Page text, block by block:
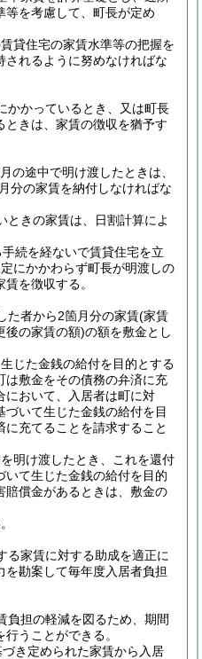
等を考慮して、町長が定め
貸住宅の家賃水準等の把握を
れるように努めなければな
かかっているとき、又は町長
きは、家賃の徴収を猶予す
の途中で明け渡したときは、
分の家賃を納付しなければな
ときの家賃は、日割計算によ
続を経ないで賃貸住宅を立
にかかわらず町長が明渡しの
を徴収する。
た者から2箇月分の家賃(家賃
後の家賃の額)の額を敷金とし
じた金銭の給付を目的とする
は敷金をその債務の弁済に充
において、入居者は町に対
づいて生じた金銭の給付を目
充てることを請求すること
明け渡したとき、これを還付
いて生じた金銭の給付を目的
賠償金があるときは、敷金の
る家賃に対する助成を適正に
勘案して毎年度入居者負担
負担の軽減を図るため、期間
うことができる。
づき定められた家賃から入居